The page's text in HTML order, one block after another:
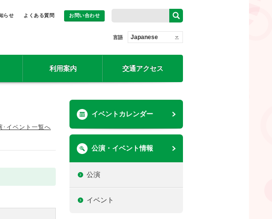
らせ よくある質問 お問い合わせ
言語 Japanese
利用案内 交通アクセス
･イベント一覧へ
イベントカレンダー
公演・イベント情報
公演
イベント